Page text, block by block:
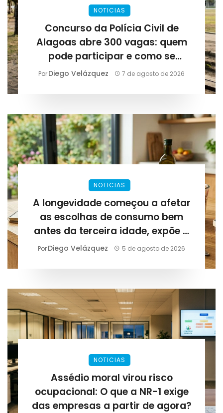
NOTICIAS
Concurso da Polícia Civil de
Alagoas abre 300 vagas: quem
pode participar e como se
preparar para as provas
PorDiego Velázquez 7 de agosto de 2026
NOTICIAS
A longevidade começou a afetar
as escolhas de consumo bem
antes da terceira idade, expõe a
Lirius Suplementos
PorDiego Velázquez 5 de agosto de 2026
NOTICIAS
Assédio moral virou risco
ocupacional: O que a NR-1 exige
das empresas a partir de agora?